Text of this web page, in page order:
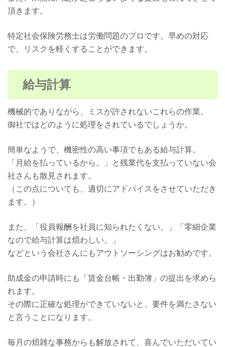
頂きます。
特定社会保険労務士は労働問題のプロです。早めの対応
で、リスクを軽くすることができます。
給与計算
機械的でありながら、ミスが許されないこれらの作業。
御社ではどのように処理をされているでしょうか。
簡単なようで、機密性の高い事項でもある給与計算。
「月給を払っているから。」と残業代を支払っていない会
社さんも散見されます。
（この点についても、適切にアドバイスをさせていただき
ます。）
また、「役員報酬を社員に知られたくない。」「零細企業
なので給与計算は煩わしい。」
などという会社さんにもアウトソーシングはお勧めです。
助成金の申請時にも「賃金台帳・出勤簿」の提出を求めら
れます。
その際に正確な処理ができていないと、要件を満たさない
と言うことになります。
毎月の煩雑な事務からも解放されて、喜んでいただいてい